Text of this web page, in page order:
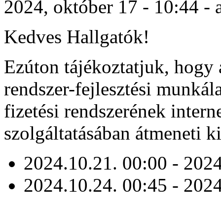
2024, október 17 - 10:44 -
Kedves Hallgatók!
Ezúton tájékoztatjuk, hogy
rendszer-fejlesztési
fizetési rendszerének
szolgáltatásában átmeneti
2024.10.21. 00:00 -
2024.10.24. 00:45 -